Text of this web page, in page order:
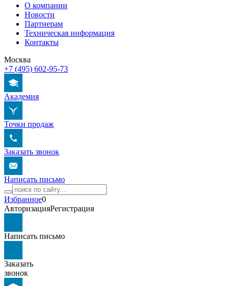
О компании
Новости
Партнерам
Техническая информация
Контакты
Москва
+7 (495) 602-95-73
Академия
Точки продаж
Заказать звонок
Написать письмо
Избранное0
АвторизацияРегистрация
Написать письмо
Заказать
звонок